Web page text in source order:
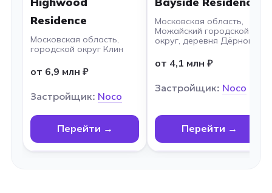
Residence
Московская область,
городской округ Клин
от 6,9 млн ₽
Застройщик: Noco
Перейти →
Московская область,
Можайский городской
округ, деревня Дёрново
от 4,1 млн ₽
Застройщик: Noco
Перейти →